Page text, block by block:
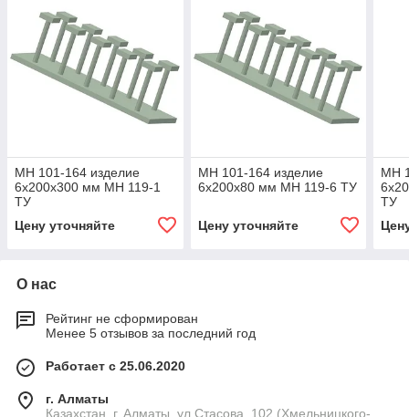
МН 101-164 изделие
6x200x300 мм МН 119-1
ТУ
Цену уточняйте
МН 101-164 изделие
6x200x80 мм МН 119-6 ТУ
Цену уточняйте
МН
ТУ
О нас
Рейтинг не сформирован
Менее 5 отзывов за последний год
Работает с 25.06.2020
г. Алматы
Казахстан, г. Алматы, ул.Стасова, 102 (Хмельницкого-